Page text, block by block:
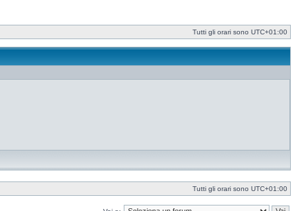
Tutti gli orari sono UTC+01:00
Tutti gli orari sono UTC+01:00